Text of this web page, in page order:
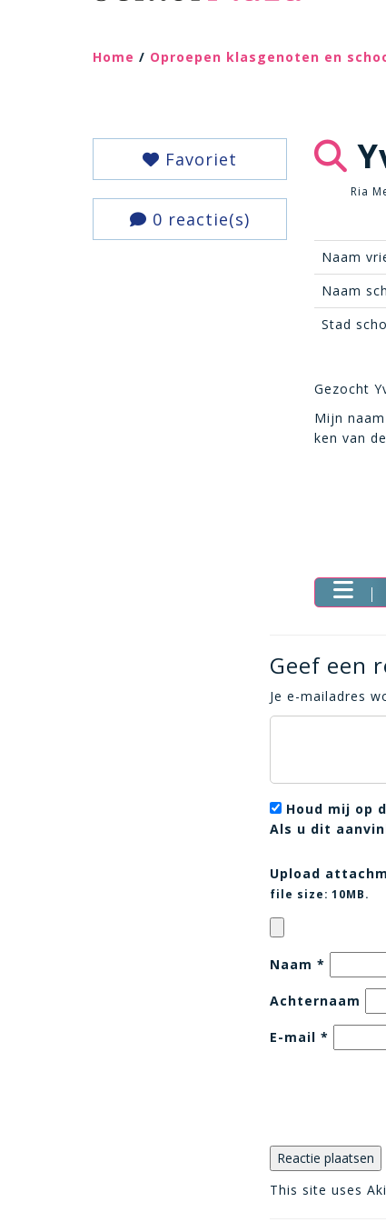
Home / Oproepen klasgenoten en
Favoriet
0 reactie(s)
Ria
Naam
Naam
Stad
Gezocht
Mijn
ken van
Geef een
Je e-mailadres
Houd mij op
Als u dit
Upload
file size: 10MB.
Naam *
Achternaam
E-mail *
This site uses